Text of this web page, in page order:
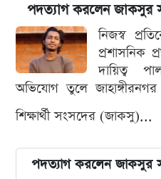
পদত্যাগ করলেন জাকসুর
নিজস্ব
প্রশাসনিক
দায়িত্ব
অভিযোগ তুলে জাহাঙ্গীরনগর
শিক্ষার্থী সংসদের (জাকসু)...
পদত্যাগ করলেন জাকসুর